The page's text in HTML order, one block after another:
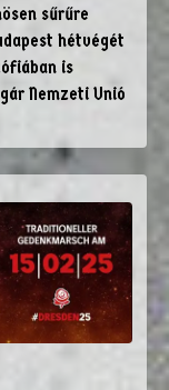
sűrűre
hétvégét
is
Nemzeti Unió